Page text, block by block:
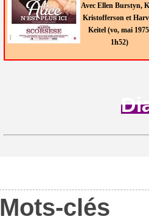
Avec Ellen Burstyn,
Kristofferson et
Keitel (vo, mai
1h52)
Mots-clés